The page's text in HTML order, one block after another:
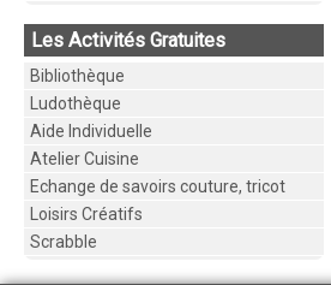
Les Activités Gratuites
Bibliothèque
Ludothèque
Aide Individuelle
Atelier Cuisine
Echange de savoirs couture, tricot
Loisirs Créatifs
Scrabble